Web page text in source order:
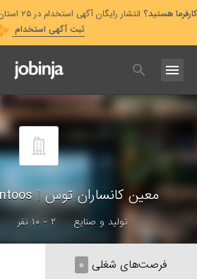
کارفرما هستید؟ انتشار رایگان آگهی استخدام در ۲۵ استان و ۲۶ دسته‌بندی شغلی
ثبت آگهی استخدام
معین کانساران توس|
Moeinkansarantoos
تولید و صنایع ۲ - ۱۰ نفر
فرصت‌های شغلی ۰